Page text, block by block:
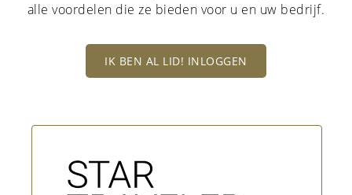
alle voordelen die ze bieden voor u en uw bedrijf.
IK BEN AL LID! INLOGGEN